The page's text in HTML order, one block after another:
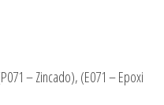
– Zincado), (E071 – Epoxi